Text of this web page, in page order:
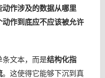
作涉及的数据从哪里
作到底应不应该被允许
条文本，而是结构化指
。这使得它能够下沉到真